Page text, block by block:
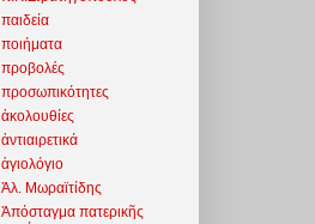
παιδεία
ποιήματα
προβολές
προσωπικότητες
ἀκολουθίες
ἀντιαιρετικά
ἁγιολόγιο
Ἀλ. Μωραϊτίδης
Ἀπόσταγμα πατερικῆς